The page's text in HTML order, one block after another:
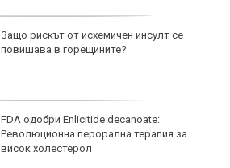
Защо рискът от исхемичен инсулт се
повишава в горещините?
FDA одобри Еnlicitide decanoate:
Революционна перорална терапия за
висок холестерол